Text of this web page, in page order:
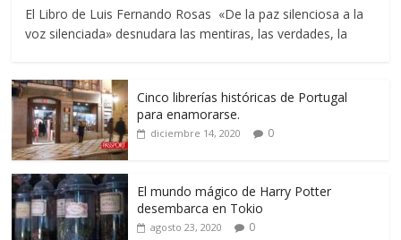
El Libro de Luis Fernando Rosas «De la paz silenciosa a la
voz silenciada» desnudara las mentiras, las verdades, la
Cinco librerías históricas de Portugal
para enamorarse.
diciembre 14, 2020 0
El mundo mágico de Harry Potter
desembarca en Tokio
agosto 23, 2020 0